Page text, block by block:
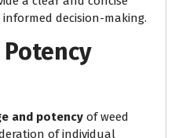
decision-making.
and potency of weed
of individual